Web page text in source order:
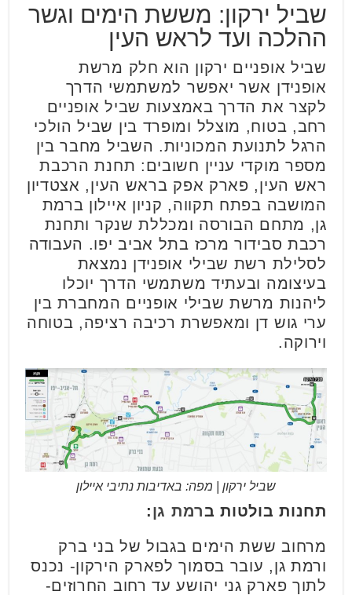
שביל ירקון: מששת הימים וגשר
ההלכה ועד לראש העין
שביל אופניים ירקון הוא חלק מרשת
אופנידן אשר יאפשר למשתמשי הדרך
לקצר את הדרך באמצעות שביל אופניים
רחב, בטוח, מוצלל ומופרד בין שביל הולכי
הרגל לתנועת המכוניות. השביל מחבר בין
מספר מוקדי עניין חשובים: תחנת הרכבת
ראש העין, פארק אפק בראש העין, אצטדיון
המושבה בפתח תקווה, קניון איילון ברמת
גן, מתחם הבורסה ומכללת שנקר ותחנת
רכבת סבידור מרכז בתל אביב יפו. העבודה
לסלילת רשת שבילי אופנידן נמצאת
בעיצומה ובעתיד משתמשי הדרך יוכלו
ליהנות מרשת שבילי אופניים המחברת בין
ערי גוש דן ומאפשרת רכיבה רציפה, בטוחה
וירוקה.
שביל ירקון | מפה: באדיבות נתיבי איילון
תחנות בולטות ברמת גן:
מרחוב ששת הימים בגבול של בני ברק
ורמת גן, עובר בסמוך לפארק הירקון- נכנס
לתוך פארק גני יהושע עד רחוב החרוזים-